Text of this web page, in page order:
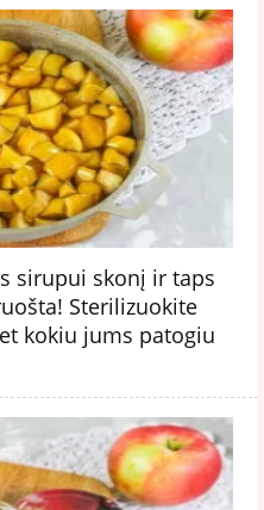
sirupui skonį ir taps
Sterilizuokite
kokiu jums patogiu